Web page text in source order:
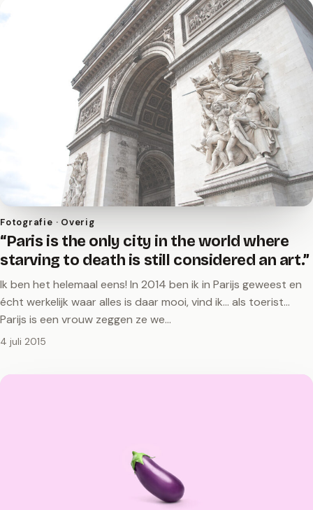
Fotografie · Overig
“Paris is the only city in the world where
starving to death is still considered an art.”
Ik ben het helemaal eens! In 2014 ben ik in Parijs geweest en
écht werkelijk waar alles is daar mooi, vind ik... als toerist...
Parijs is een vrouw zeggen ze we…
4 juli 2015